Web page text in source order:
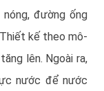
đường ống
kế theo mô-
lên. Ngoài ra,
nước để nước